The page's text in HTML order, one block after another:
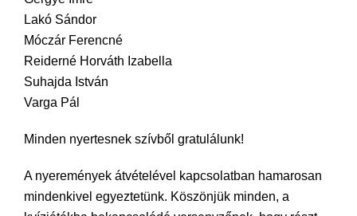
Lakó Sándor
Móczár Ferencné
Reiderné Horváth Izabella
Suhajda István
Varga Pál
Minden nyertesnek szívből gratulálunk!
A nyeremények átvételével kapcsolatban hamarosan
mindenkivel egyeztetünk. Köszönjük minden, a